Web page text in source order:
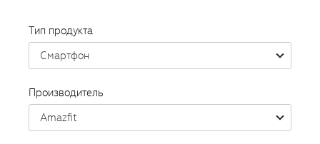
Тип продукта
Смартфон
Производитель
Amazfit